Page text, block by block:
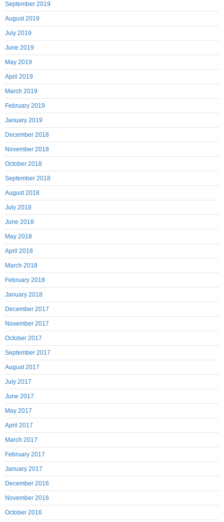
September 2019
August 2019
July 2019
June 2019
May 2019
April 2019
March 2019
February 2019
January 2019
December 2018
November 2018
October 2018
September 2018
August 2018
July 2018
June 2018
May 2018
April 2018
March 2018
February 2018
January 2018
December 2017
November 2017
October 2017
September 2017
August 2017
July 2017
June 2017
May 2017
April 2017
March 2017
February 2017
January 2017
December 2016
November 2016
October 2016